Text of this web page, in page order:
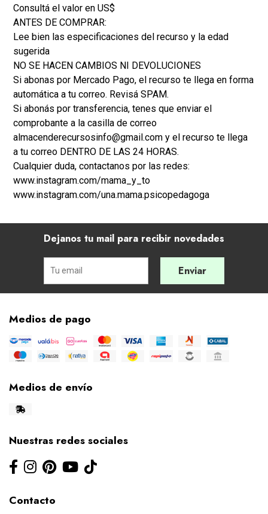
Consultá el valor en US$
ANTES DE COMPRAR:
Lee bien las especificaciones del recurso y la edad
sugerida
NO SE HACEN CAMBIOS NI DEVOLUCIONES
Si abonas por Mercado Pago, el recurso te llega en forma
automática a tu correo. Revisá SPAM.
Si abonás por transferencia, tenes que enviar el
comprobante a la casilla de correo
almacenderecursosinfo@gmail.com y el recurso te llega
a tu correo DENTRO DE LAS 24 HORAS.
Cualquier duda, contactanos por las redes:
www.instagram.com/mama_y_to
www.instagram.com/una.mama.psicopedagoga
Dejanos tu mail para recibir novedades
Enviar
Medios de pago
Medios de envío
Nuestras redes sociales
Contacto